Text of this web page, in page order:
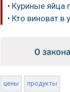
• Куриные
• Кто виноват в
цены продукты